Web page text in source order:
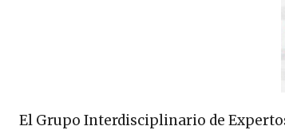
El Grupo Interdisciplinario de